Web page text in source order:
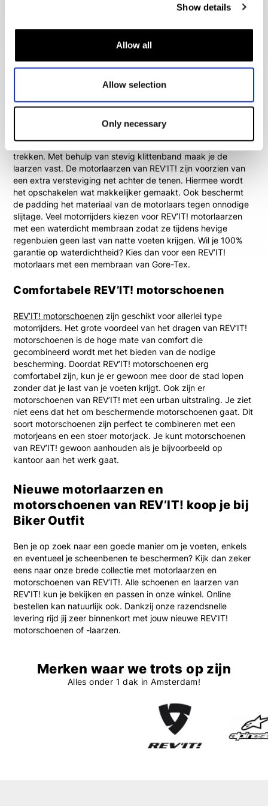
Show details
Allow all
Allow selection
Only necessary
bescherming
Motorlaarzen van REV’IT!zijn de juiste keuze als je de best
mogelijke bescherming wil ervaren. Dankzij de hoogte van
REV’IT! motorlaarzen zal een deel van je scheenbeen
worden als je REV’IT! motorlaarzen draagt. Als je lange
tourritten gaat maken of een adventure rijder bent, dan is het
dragen van hoge motorlaarzen essentieel. Motorlaarzen van
REV’IT! zijn erg comfortabel en gemakkelijk aan of uit te
trekken. Met behulp van stevig klittenband maak je de
laarzen vast. De motorlaarzen van REV’IT! zijn voorzien van
een extra versteviging net achter de tenen. Hiermee wordt
het opschakelen wat makkelijker gemaakt. Ook beschermt
de padding het materiaal van de motorlaars tegen onnodige
slijtage. Veel motorrijders kiezen voor REV’IT! motorlaarzen
met een waterdicht membraan zodat ze tijdens hevige
regenbuien geen last van natte voeten krijgen. Wil je 100%
garantie op waterdichtheid? Kies dan voor een REV’IT!
motorlaars met een membraan van Gore-Tex.
Comfortabele REV’IT! motorschoenen
REV’IT! motorschoenen zijn geschikt voor allerlei type
motorrijders. Het grote voordeel van het dragen van REV’IT!
motorschoenen is de hoge mate van comfort die
gecombineerd wordt met het bieden van de nodige
bescherming. Doordat REV’IT! motorschoenen erg
comfortabel zijn, kun je er gewoon mee door de stad lopen
zonder dat je last van je voeten krijgt. Ook zijn er
motorschoenen van REV’IT! met een urban uitstraling. Je ziet
niet eens dat het om beschermende motorschoenen gaat. Dit
soort motorschoenen zijn perfect te combineren met een
motorjeans en een stoer motorjack. Je kunt motorschoenen
van REV’IT! gewoon aanhouden als je bijvoorbeeld op
kantoor aan het werk gaat.
Nieuwe motorlaarzen en
motorschoenen van REV’IT! koop je bij
Biker Outfit
Ben je op zoek naar een goede manier om je voeten, enkels
en eventueel je scheenbenen te beschermen? Kijk dan zeker
eens naar onze brede collectie met motorlaarzen en
motorschoenen van REV’IT!. Alle schoenen en laarzen van
REV’IT! kun je bekijken en passen in onze winkel. Online
bestellen kan natuurlijk ook. Dankzij onze razendsnelle
levering rijd jij zeer binnenkort met jouw nieuwe REV’IT!
motorschoenen of -laarzen.
Merken waar we trots op zijn
Alles onder 1 dak in Amsterdam!